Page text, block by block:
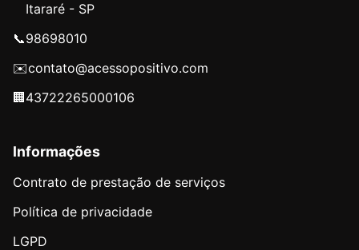
Itararé - SP
📞98698010
✉️contato@acessopositivo.com
🏢 43722265000106
Informações
Contrato de prestação de serviços
Política de privacidade
LGPD